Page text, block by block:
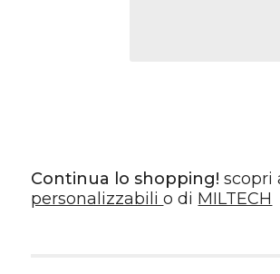
Continua lo shopping! scopri
personalizzabilio di MILTECH